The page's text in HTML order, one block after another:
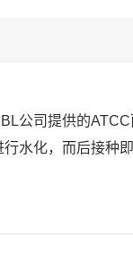
公司提供的
水化，而后接种